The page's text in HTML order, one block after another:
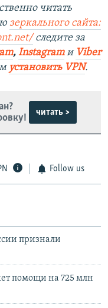
читать
зеркального сайта:
следите за
, Instagramи Viber
установить VPN.
читать >
Follow us
признали
помощи на 725 млн